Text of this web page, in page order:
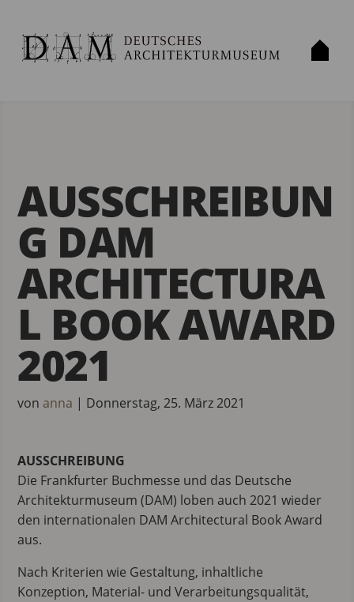
AUSSCHREIBUN
G DAM
ARCHITECTURA
L BOOK AWARD
2021
von anna | Donnerstag, 25. März 2021
AUSSCHREIBUNG
Die Frankfurter Buchmesse und das Deutsche
Architekturmuseum (DAM) loben auch 2021 wieder
den internationalen DAM Architectural Book Award
aus.
Nach Kriterien wie Gestaltung, inhaltliche
Konzeption, Material- und Verarbeitungsqualität,